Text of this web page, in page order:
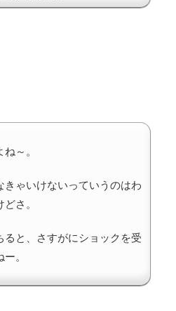
～。
きゃいけないっていうのはわ
さ。
ると、さすがにショックを受
。